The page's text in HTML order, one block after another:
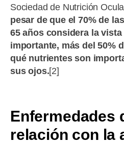
Sociedad de Nutrición
pesar de que el 70% de
65 años considera la
importante, más del 50%
qué nutrientes son
sus ojos.[2]
Enfermedades
relación con la